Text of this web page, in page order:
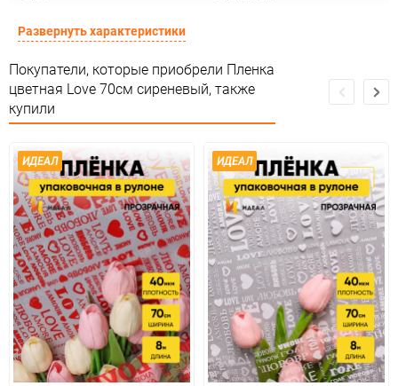
Форма
Материал Пленка прозрачная дизайн
Срок годности не ограничен
Предназначение товара Для флористики
Сертификация Не подлежит сертификации
Особые условия Особых условий не требует
Минимальное количество 1
Единица измерения шт
ЦветНоменклатуры сиреневый
Развернуть характеристики
Покупатели, которые приобрели Пленка
цветная Love 70см сиреневый, также
купили
ИДЕАЛ ИДЕАЛ